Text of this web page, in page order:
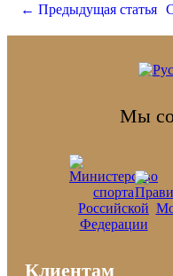
← Предыдущая статья
Мы
Клиентам